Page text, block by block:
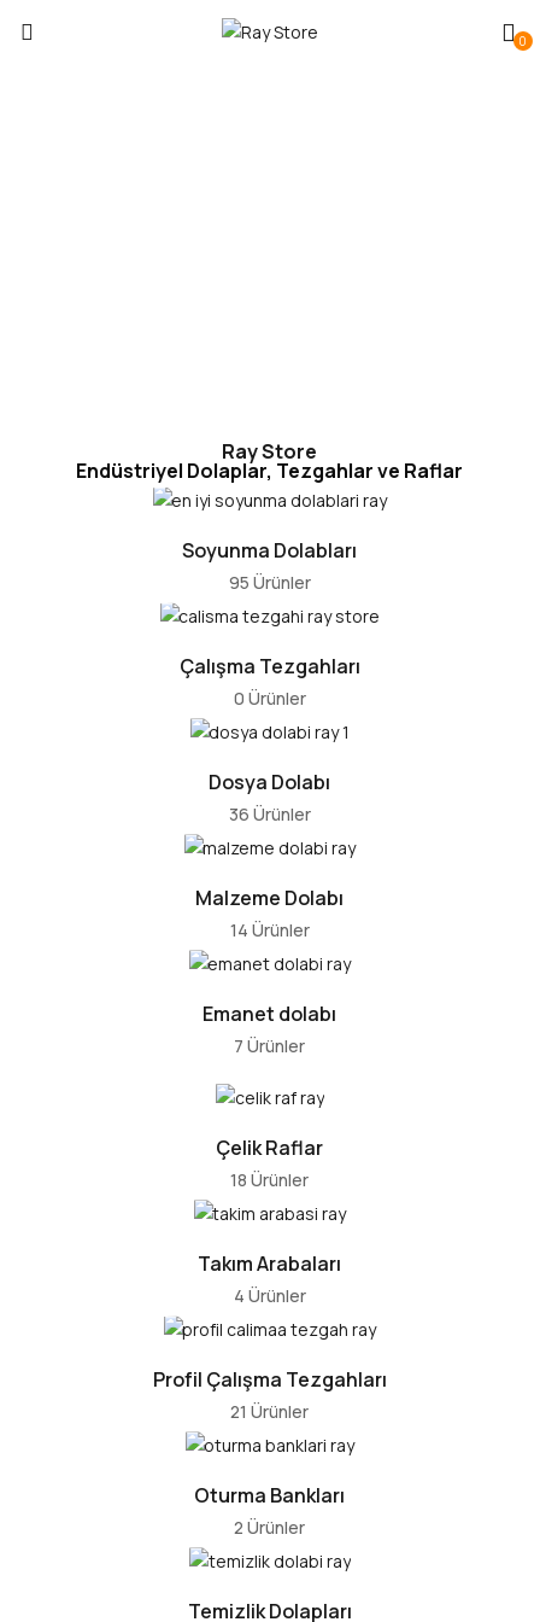
0
Ray Store
Endüstriyel Dolaplar, Tezgahlar ve Raflar
Soyunma Dolabları
95 Ürünler
Çalışma Tezgahları
0 Ürünler
Dosya Dolabı
36 Ürünler
Malzeme Dolabı
14 Ürünler
Emanet dolabı
7 Ürünler
Çelik Raflar
18 Ürünler
Takım Arabaları
4 Ürünler
Profil Çalışma Tezgahları
21 Ürünler
Oturma Bankları
2 Ürünler
Temizlik Dolapları